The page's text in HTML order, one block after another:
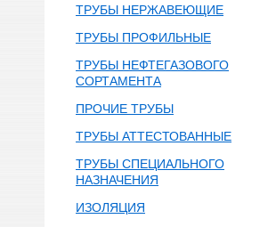
ТРУБЫ НЕРЖАВЕЮЩИЕ
ТРУБЫ ПРОФИЛЬНЫЕ
ТРУБЫ НЕФТЕГАЗОВОГО
СОРТАМЕНТА
ПРОЧИЕ ТРУБЫ
ТРУБЫ АТТЕСТОВАННЫЕ
ТРУБЫ СПЕЦИАЛЬНОГО
НАЗНАЧЕНИЯ
ИЗОЛЯЦИЯ